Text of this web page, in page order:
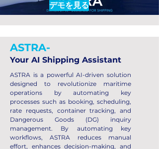
デモを見る
ASTRA-
Your AI Shipping Assistant
ASTRA is a powerful AI-driven solution
designed to revolutionize maritime
operations by automating key
processes such as booking, scheduling,
rate requests, container tracking, and
Dangerous Goods (DG) inquiry
management. By automating key
workflows, ASTRA reduces manual
effort, enhances decision-making, and